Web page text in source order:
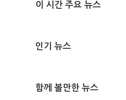
이 시간 주요 뉴스
인기 뉴스
함께 볼만한 뉴스